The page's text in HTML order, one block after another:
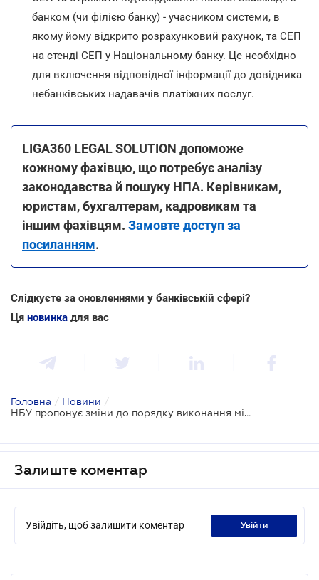
банком (чи філією банку) - учасником системи, в
якому йому відкрито розрахунковий рахунок, та СЕП
на стенді СЕП у Національному банку. Це необхідно
для включення відповідної інформації до довідника
небанківських надавачів платіжних послуг.
LIGA360 LEGAL SOLUTION допоможе
кожному фахівцю, що потребує аналізу
законодавства й пошуку НПА. Керівникам,
юристам, бухгалтерам, кадровикам та
іншим фахівцям. Замовте доступ за
посиланням.
Слідкуєте за оновленнями у банківській сфері?
Ця новинка для вас
Головна / Новини /
НБУ пропонує зміни до порядку виконання міжбанківських платіжних операцій через СЕП
Залиште коментар
Увійдіть, щоб залишити коментар увійти